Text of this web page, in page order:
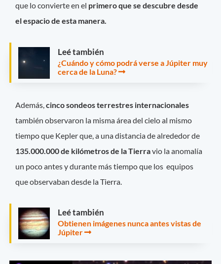
que lo convierte en el primero que se descubre desde
el espacio de esta manera.
Leé también
¿Cuándo y cómo podrá verse a Júpiter muy
cerca de la Luna?
Además,cinco sondeos terrestres internacionales
también observaron la misma área del cielo al mismo
tiempo que Kepler que, a una distancia de alrededor de
135.000.000 de kilómetros de la Tierravio la anomalía
un poco antes y durante más tiempo que los equipos
que observaban desde la Tierra.
Leé también
Obtienen imágenes nunca antes vistas de
Júpiter